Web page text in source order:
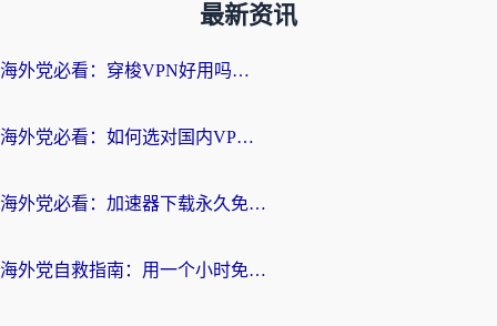
最新资讯
海外党必看：穿梭VPN好用吗？和云帆VPN对比哪个回国效果更好？附真实测评+避坑指南
海外党必看：如何选对国内VPN，实现无缝访问国内资源？
海外党必看：加速器下载永久免费版真的存在吗？教你无缝访问国内资源的正确姿势
海外党自救指南：用一个小时免费加速器，轻松打破国内资源访问壁垒？